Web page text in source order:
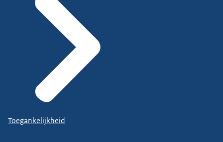
Toegankelijkheid